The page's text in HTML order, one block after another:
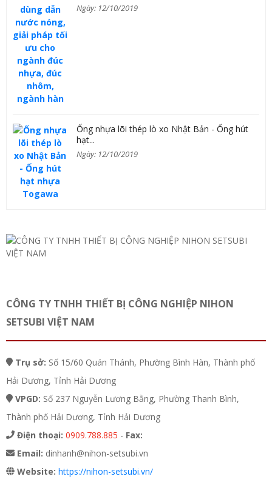
Ngày: 12/10/2019
Ống nhựa lõi thép lò xo Nhật Bản - Ống hút
hạt...
Ngày: 12/10/2019
CÔNG TY TNHH THIẾT BỊ CÔNG NGHIỆP NIHON
SETSUBI VIỆT NAM
Trụ sở: Số 15/60 Quán Thánh, Phường Bình Hàn, Thành phố
Hải Dương, Tỉnh Hải Dương
VPGD: Số 237 Nguyễn Lương Bằng, Phường Thanh Bình,
Thành phố Hải Dương, Tỉnh Hải Dương
Điện thoại: 0909.788.885 - Fax:
Email: dinhanh@nihon-setsubi.vn
Website: https://nihon-setsubi.vn/